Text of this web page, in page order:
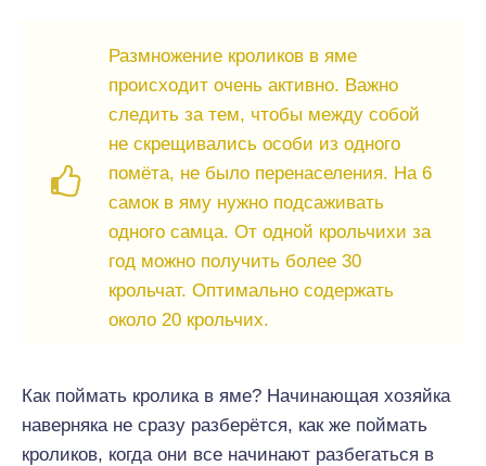
Размножение кроликов в яме
происходит очень активно. Важно
следить за тем, чтобы между собой
не скрещивались особи из одного
помёта, не было перенаселения. На 6
самок в яму нужно подсаживать
одного самца. От одной крольчихи за
год можно получить более 30
крольчат. Оптимально содержать
около 20 крольчих.
Как поймать кролика в яме? Начинающая хозяйка
наверняка не сразу разберётся, как же поймать
кроликов, когда они все начинают разбегаться в